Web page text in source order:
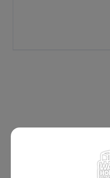
Herzlich willkommen